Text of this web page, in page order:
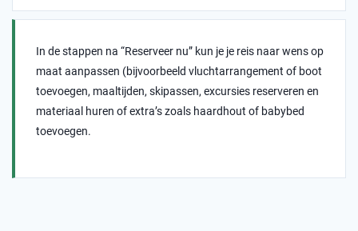
In de stappen na “Reserveer nu” kun je je reis naar wens op
maat aanpassen (bijvoorbeeld vluchtarrangement of boot
toevoegen, maaltijden, skipassen, excursies reserveren en
materiaal huren of extra’s zoals haardhout of babybed
toevoegen.